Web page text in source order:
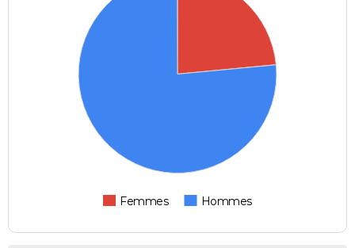
Femmes Hommes